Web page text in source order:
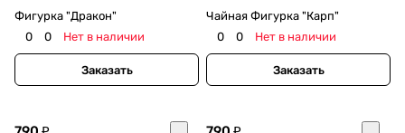
Фигурка "Дракон"
0
0 Нет в наличии
Заказать
Чайная Фигурка "Карп"
0
0 Нет в наличии
Заказать